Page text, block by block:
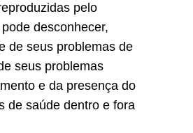
pelo
desconhecer,
de seus problemas de
seus problemas
e da presença do
de saúde dentro e fora